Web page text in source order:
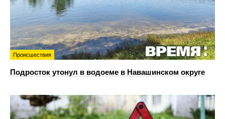
Происшествия
Подросток утонул в водоеме в Навашинском округе